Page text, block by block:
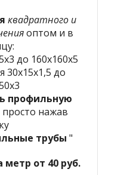
квадратного и
оптом и в
до 160х160х5
30х15х1,5 до
профильную
просто нажав
трубы "
метр от 40 руб.